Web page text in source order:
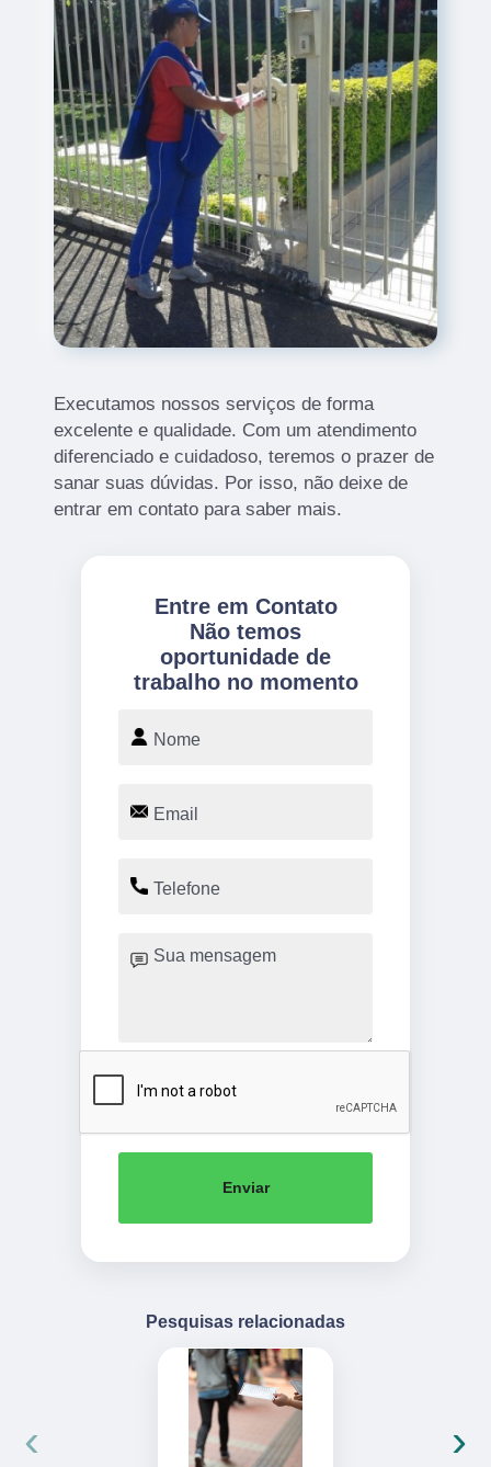
Executamos nossos serviços de forma
excelente e qualidade. Com um atendimento
diferenciado e cuidadoso, teremos o prazer de
sanar suas dúvidas. Por isso, não deixe de
entrar em contato para saber mais.
Entre em Contato
Não temos
oportunidade de
trabalho no momento
Enviar
Pesquisas relacionadas
‹ ›